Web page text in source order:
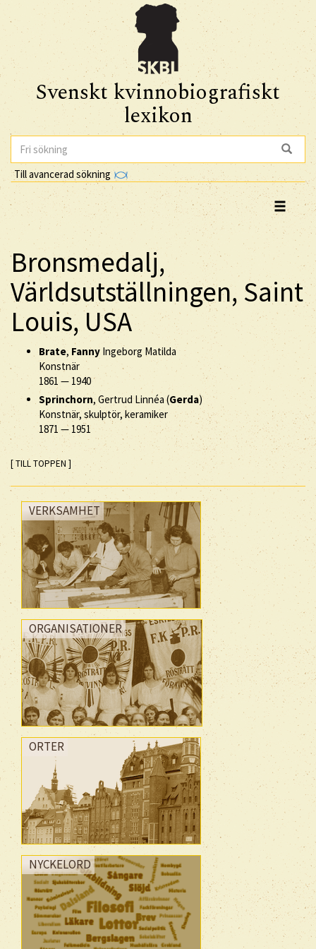
Svenskt kvinnobiografiskt
lexikon
Till avancerad sökning
Bronsmedalj,
Världsutställningen, Saint
Louis, USA
Brate, Fanny Ingeborg Matilda
Konstnär
1861 — 1940
Sprinchorn, Gertrud Linnéa (Gerda)
Konstnär, skulptör, keramiker
1871 — 1951
[ TILL TOPPEN ]
VERKSAMHET
ORGANISATIONER
ORTER
NYCKELORD